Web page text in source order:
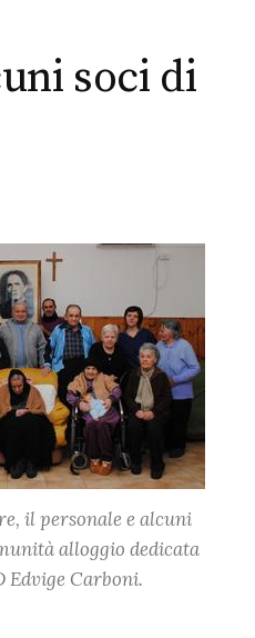
soci di
il personale e alcuni
alloggio dedicata
Edvige Carboni.